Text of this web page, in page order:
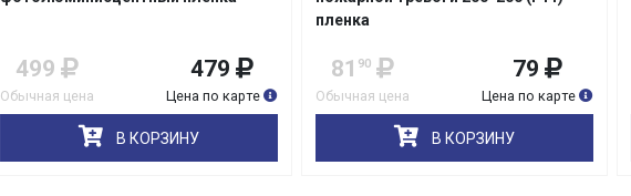
499
Обычная цена
479
Цена по карте
В КОРЗИНУ
пленка
81 90
Обычная цена
79
Цена по карте
В КОРЗИНУ
8 800 302-02-51
plait.ru